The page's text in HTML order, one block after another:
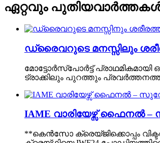
ഏറ്റവും പുതിയ
ഡ്രൈവറുടെ മനസ്സിലും
മോട്ടോർസ്പോർട്ട് പ്രാഥമികമായി
ട്രാക്കിലും പുറത്തും
IAME വാരിയേഴ്സ് ഫൈനൽ –
**കെൻസോ ക്രെയ്‌ജിക്കൊപ്പം